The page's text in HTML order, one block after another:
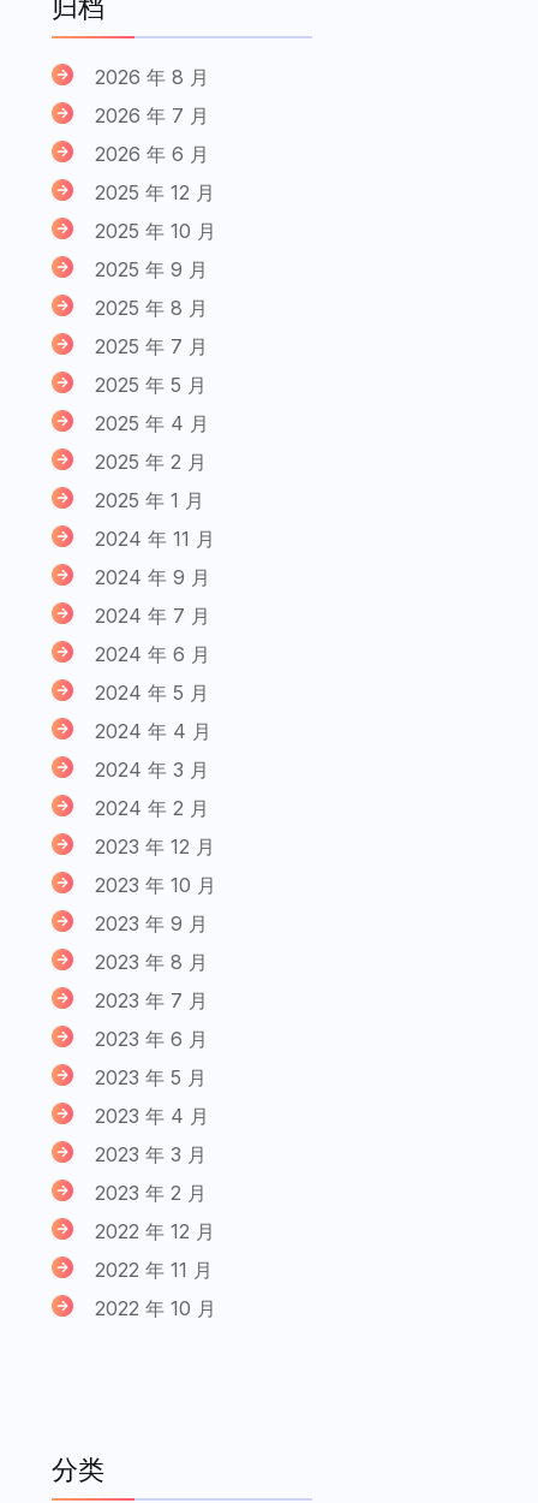
2026 年 8 月
2026 年 7 月
2026 年 6 月
2025 年 12 月
2025 年 10 月
2025 年 9 月
2025 年 8 月
2025 年 7 月
2025 年 5 月
2025 年 4 月
2025 年 2 月
2025 年 1 月
2024 年 11 月
2024 年 9 月
2024 年 7 月
2024 年 6 月
2024 年 5 月
2024 年 4 月
2024 年 3 月
2024 年 2 月
2023 年 12 月
2023 年 10 月
2023 年 9 月
2023 年 8 月
2023 年 7 月
2023 年 6 月
2023 年 5 月
2023 年 4 月
2023 年 3 月
2023 年 2 月
2022 年 12 月
2022 年 11 月
2022 年 10 月
分类